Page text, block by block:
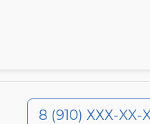
8 (910) ХХХ-XX-